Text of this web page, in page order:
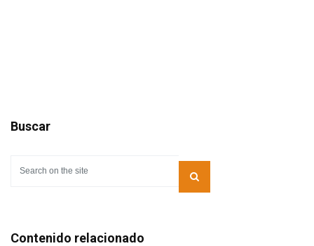
Buscar
Contenido relacionado